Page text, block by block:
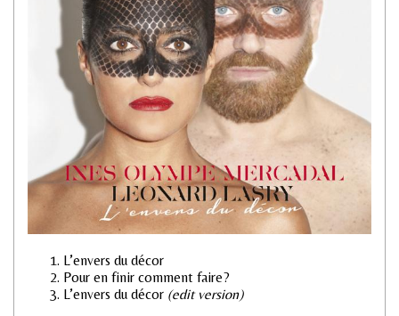
L’envers du décor
Pour en finir comment faire?
L’envers du décor (edit version)